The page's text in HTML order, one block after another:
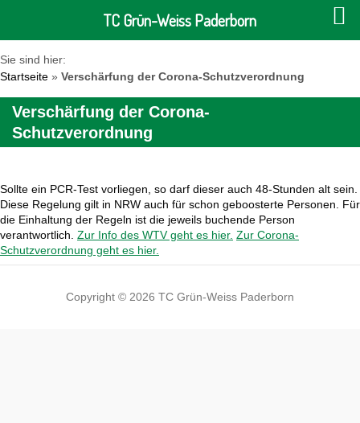
Sie sind hier:
Startseite » Verschärfung der Corona-Schutzverordnung
Verschärfung der Corona-
Schutzverordnung
Sollte ein PCR-Test vorliegen, so darf dieser auch 48-Stunden alt sein.
Diese Regelung gilt in NRW auch für schon geboosterte Personen. Für
die Einhaltung der Regeln ist die jeweils buchende Person
verantwortlich. Zur Info des WTV geht es hier. Zur Corona-
Schutzverordnung geht es hier.
Copyright © 2026 TC Grün-Weiss Paderborn
TC Grün-Weiss Paderborn